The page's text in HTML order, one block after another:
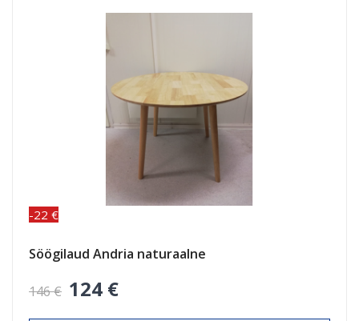
-22 €
Söögilaud Andria naturaalne
146 € 124 €